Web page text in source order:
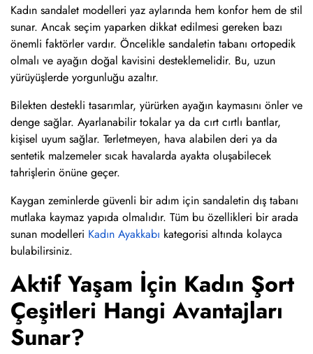
Kadın sandalet modelleri yaz aylarında hem konfor hem de stil
sunar. Ancak seçim yaparken dikkat edilmesi gereken bazı
önemli faktörler vardır. Öncelikle sandaletin tabanı ortopedik
olmalı ve ayağın doğal kavisini desteklemelidir. Bu, uzun
yürüyüşlerde yorgunluğu azaltır.
Bilekten destekli tasarımlar, yürürken ayağın kaymasını önler ve
denge sağlar. Ayarlanabilir tokalar ya da cırt cırtlı bantlar,
kişisel uyum sağlar. Terletmeyen, hava alabilen deri ya da
sentetik malzemeler sıcak havalarda ayakta oluşabilecek
tahrişlerin önüne geçer.
Kaygan zeminlerde güvenli bir adım için sandaletin dış tabanı
mutlaka kaymaz yapıda olmalıdır. Tüm bu özellikleri bir arada
sunan modelleri Kadın Ayakkabı kategorisi altında kolayca
bulabilirsiniz.
Aktif Yaşam İçin Kadın Şort
Çeşitleri Hangi Avantajları
Sunar?